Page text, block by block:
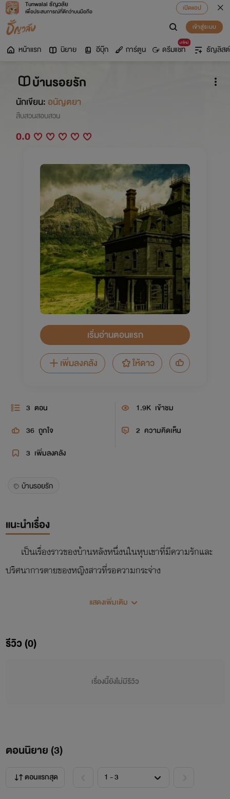
Tunwalai ธัญวลัย
เพื่อประสบการณ์ที่ดีกว่าบนมือถือ
เปิดแอป
เข้าสู่ระบบ
หน้าแรก นิยาย อีบุ๊ก การ์ตูน
มาใหม่
ดรีมแชท ธัญลิสต์
บ้านรอยรัก
นักเขียน:อนัญตยา
สืบสวนสอบสวน
0.0
เริ่มอ่านตอนแรก
เพิ่มลงคลัง
ให้ดาว
3 ตอน 1.9K เข้าชม
36 ถูกใจ 2 ความคิดเห็น
3 เพิ่มลงคลัง
บ้านรอยรัก
แนะนำเรื่อง
เป็นเรื่องราวของบ้านหลังหนึ่งนในหุบเขาที่มีความรักและ
ปริศนาการตายของหญิงสาวที่รอความกระจ่าง
แสดงเพิ่มเติม
รีวิว (0)
เรื่องนี้ยังไม่มีรีวิว
ตอนนิยาย (3)
ตอนแรกสุด